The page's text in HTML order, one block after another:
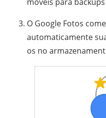
O Google Fotos
automaticamente
os no